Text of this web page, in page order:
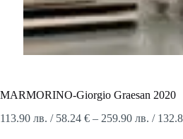
MARMORINO-Giorgio Graesan 2020
113.90 лв. / 58.24 € – 259.90 лв. /